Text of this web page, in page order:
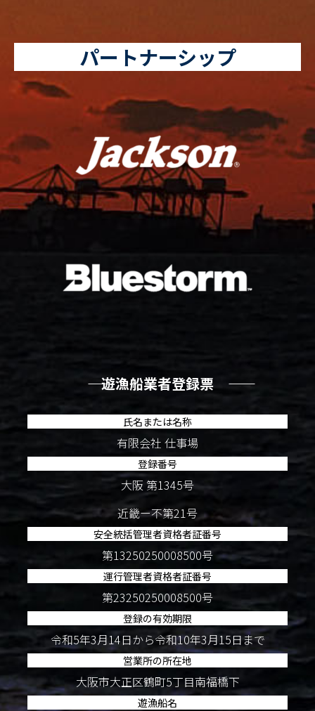
パートナーシップ
―― 遊漁船業者登録票 ――
氏名または名称
有限会社 仕事場
登録番号
大阪 第1345号
近畿ー不第21号
安全統括管理者資格者証番号
第13250250008500号
運行管理者資格者証番号
第23250250008500号
登録の有効期限
令和5年3月14日から令和10年3月15日まで
営業所の所在地
大阪市大正区鶴町5丁目南福橋下
遊漁船名